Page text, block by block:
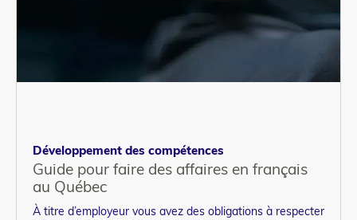
Développement des compétences
Guide pour faire des affaires en français
au Québec
À titre d’employeur vous avez des obligations à respecter